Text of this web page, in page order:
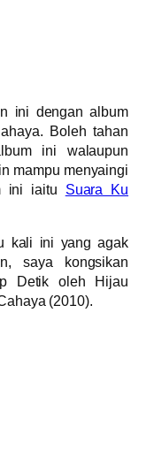
ini dengan album
Boleh tahan
ini walaupun
mampu menyaingi
ini iaitu Suara Ku
kali ini yang agak
saya kongsikan
Detik oleh Hijau
(2010).